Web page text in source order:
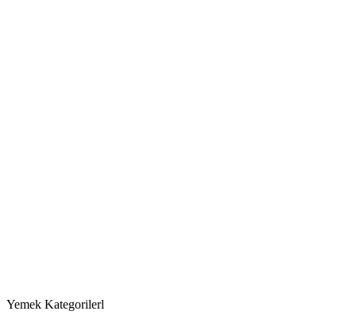
Yemek Kategorilerl